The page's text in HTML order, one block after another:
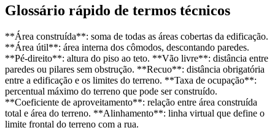
Glossário rápido de termos técnicos
**Área construída**: soma de todas as áreas cobertas da edificação.
**Área útil**: área interna dos cômodos, descontando paredes.
**Pé-direito**: altura do piso ao teto. **Vão livre**: distância entre
paredes ou pilares sem obstrução. **Recuo**: distância obrigatória
entre a edificação e os limites do terreno. **Taxa de ocupação**:
percentual máximo do terreno que pode ser construído.
**Coeficiente de aproveitamento**: relação entre área construída
total e área do terreno. **Alinhamento**: linha virtual que define o
limite frontal do terreno com a rua.